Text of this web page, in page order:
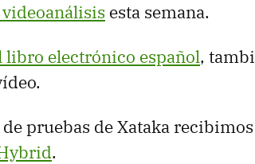
esta semana.
libro electrónico español,
de pruebas de Xataka
.